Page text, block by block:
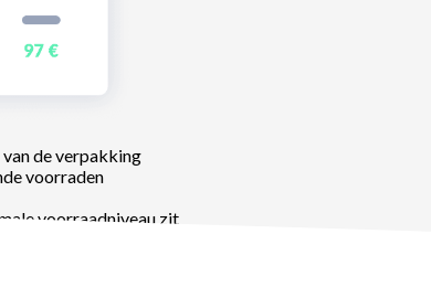
van de verpakking
voorraden
voorraadniveau zit